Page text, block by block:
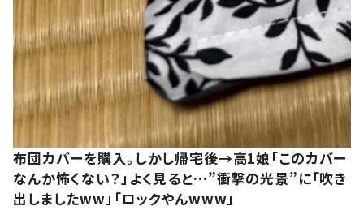
布団カバーを購入。しかし帰宅後→高1娘「このカバー
なんか怖くない？」よく見ると…”衝撃の光景”に「吹き
出しましたww」「ロックやんwww」